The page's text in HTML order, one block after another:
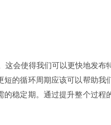
这会使得我们可以更快地发布
短的循环周期应该可以帮助我
的稳定期。通过提升整个过程